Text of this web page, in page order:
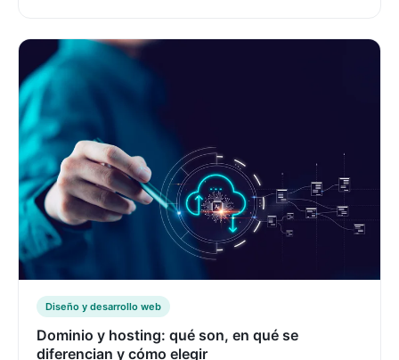
Diseño y desarrollo web
Dominio y hosting: qué son, en qué se
diferencian y cómo elegir